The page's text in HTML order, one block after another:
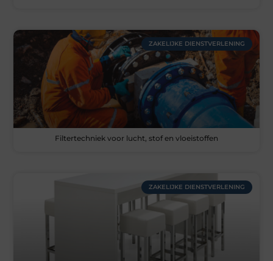
ZAKELIJKE DIENSTVERLENING
Filtertechniek voor lucht, stof en vloeistoffen
ZAKELIJKE DIENSTVERLENING